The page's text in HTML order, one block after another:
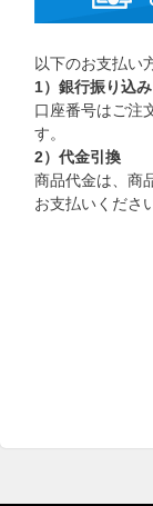
以下のお支払い
1）銀行振り込み
口座番号はご注
す。
2）代金引換
商品代金は、商
お支払いくださ